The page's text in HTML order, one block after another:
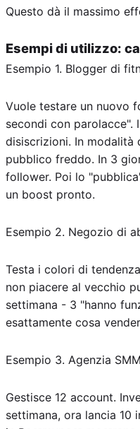
Questo dà il massimo
Esempi di utilizzo:
Esempio 1. Blogger di
Vuole testare un nuovo
secondi con parolacce".
disiscrizioni. In
pubblico freddo. In 3
follower. Poi lo
un boost pronto.
Esempio 2. Negozio di
Testa i colori di
non piacere al vecchio
settimana - 3 "hanno
esattamente cosa
Esempio 3. Agenzia SMM
Gestisce 12 account.
settimana, ora lancia 10